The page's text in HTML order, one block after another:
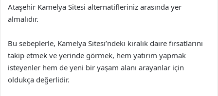
Ataşehir Kamelya Sitesi alternatifleriniz arasında yer
almalıdır.
Bu sebeplerle, Kamelya Sitesi’ndeki kiralık daire fırsatlarını
takip etmek ve yerinde görmek, hem yatırım yapmak
isteyenler hem de yeni bir yaşam alanı arayanlar için
oldukça değerlidir.